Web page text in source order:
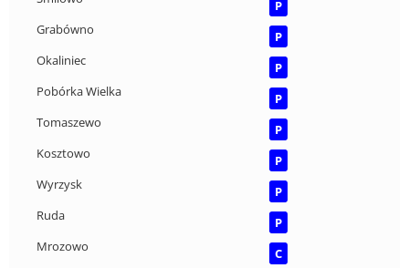
P
Grabówno
P
Okaliniec
P
Pobórka Wielka
P
Tomaszewo
P
Kosztowo
P
Wyrzysk
P
Ruda
P
Mrozowo
C